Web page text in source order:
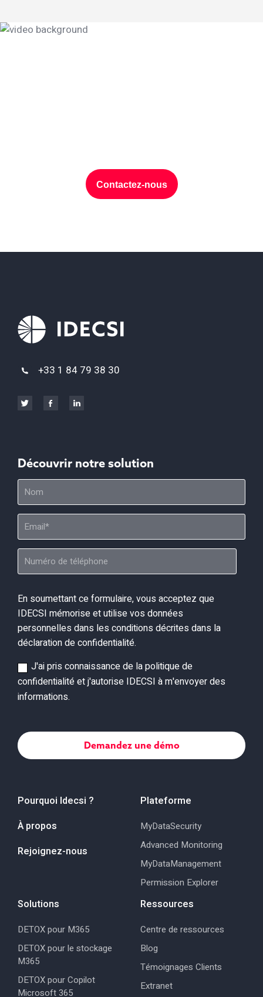
Contactez-nous
+33 1 84 79 38 30
Découvrir notre solution
En soumettant ce formulaire, vous acceptez que
IDECSI mémorise et utilise vos données
personnelles dans les conditions décrites dans la
déclaration de confidentialité.
J'ai pris connaissance de la politique de
confidentialité et j'autorise IDECSI à m'envoyer des
informations.
Pourquoi Idecsi ?
À propos
Rejoignez-nous
Solutions
DETOX pour M365
DETOX pour le stockage
M365
DETOX pour Copilot
Microsoft 365
Plateforme
MyDataSecurity
Advanced Monitoring
MyDataManagement
Permission Explorer
Ressources
Centre de ressources
Blog
Témoignages Clients
Extranet